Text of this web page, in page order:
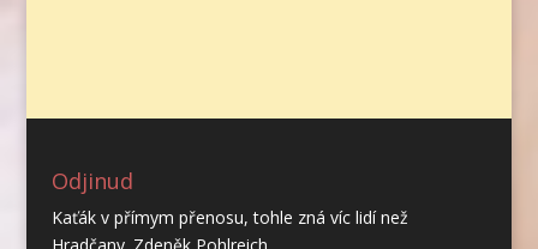
Odjinud
Kaťák v přímym přenosu, tohle zná víc lidí než